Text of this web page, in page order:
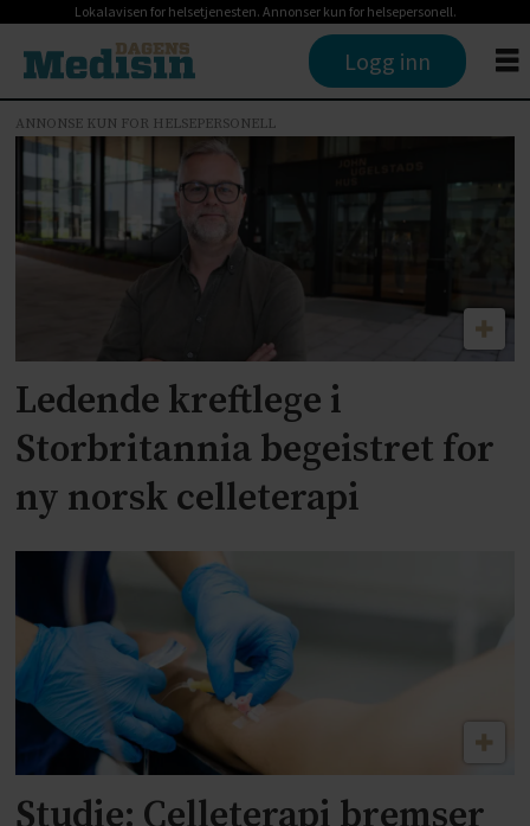
Lokalavisen for helsetjenesten. Annonser kun for helsepersonell.
Logg inn
Tag:
celleterapi
ANNONSE KUN FOR HELSEPERSONELL
Ledende kreftlege i
Storbritannia begeistret for
ny norsk celleterapi
Studie: Celleterapi bremser